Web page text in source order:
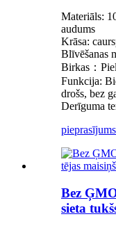
Materiāls:
audums
Krāsa:
Blīvēšanas
Birkas：
Funkcija:
drošs, bez
Derīguma
pieprasījums
Bez
sieta